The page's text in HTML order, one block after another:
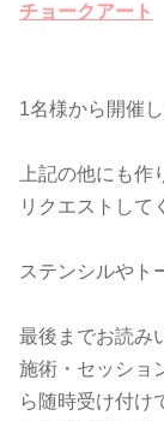
チョークアート
1名様から開催
上記の他にも作
リクエストして
ステンシルやト
最後までお読み
施術・セッショ
ら随時受け付け